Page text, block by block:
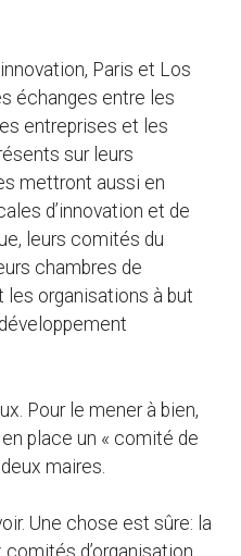
Paris et Los
échanges entre les
entreprises et les
sur leurs
mettront aussi en
d’innovation et de
leurs comités du
chambres de
les organisations à but
Pour le mener à bien,
place un « comité de
maires.
Une chose est sûre: la
d’organisation